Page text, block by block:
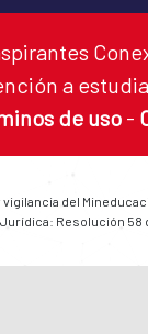
a
de uso -
del
Resolución 58